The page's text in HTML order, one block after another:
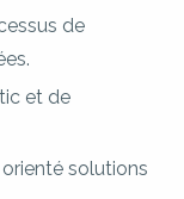
de
et de
solutions